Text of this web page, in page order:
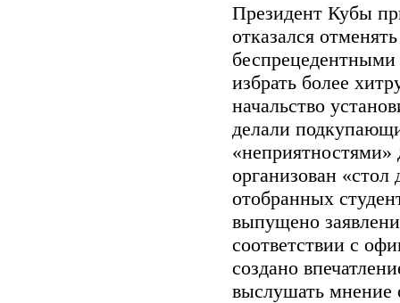
Президент Кубы
отказался
беспрецедентными
избрать более
начальство
делали
организован «стол
отобранных
выпущено
соответствии с
создано
выслушать мнение